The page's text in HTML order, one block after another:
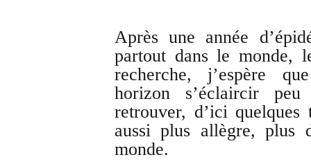
Après une année
partout dans le monde,
recherche, j’espère
horizon s’éclaircir
retrouver, d’ici
aussi plus allègre, plus
monde.